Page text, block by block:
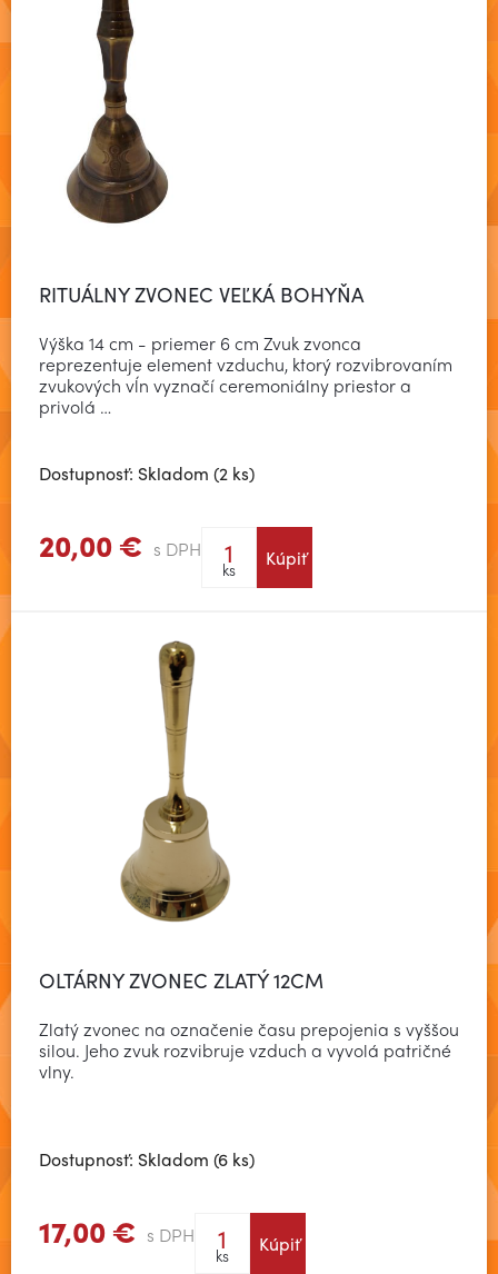
RITUÁLNY ZVONEC VEĽKÁ BOHYŇA
Výška 14 cm - priemer 6 cm Zvuk zvonca
reprezentuje element vzduchu, ktorý rozvibrovaním
zvukových vĺn vyznačí ceremoniálny priestor a
privolá …
Dostupnosť: Skladom (2 ks)
20,00 € s DPH
ks Kúpiť
Zobraziť viac
OLTÁRNY ZVONEC ZLATÝ 12CM
Zlatý zvonec na označenie času prepojenia s vyššou
silou. Jeho zvuk rozvibruje vzduch a vyvolá patričné
vlny.
Dostupnosť: Skladom (6 ks)
17,00 € s DPH
ks Kúpiť
Zobraziť viac